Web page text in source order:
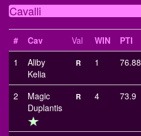
Cavalli
# Cav Val WIN PTI
1
Aliby
Kelia
R 1 76.88
2
Magic
Duplantis
R 4 73.9